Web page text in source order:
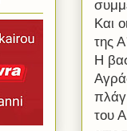
Και
της
Η
του